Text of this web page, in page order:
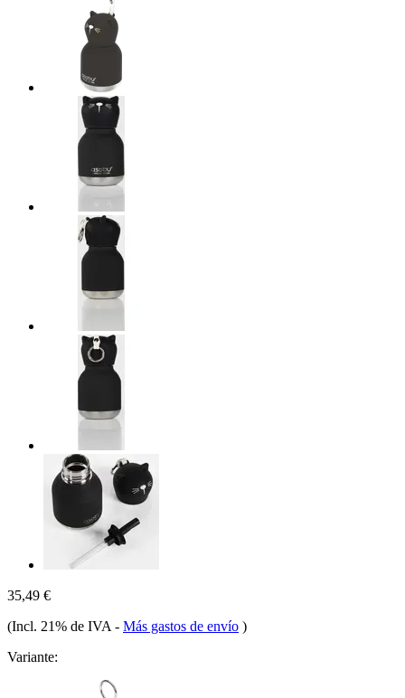
35,49 €
(Incl. 21% de IVA - Más gastos de envío )
Variante: